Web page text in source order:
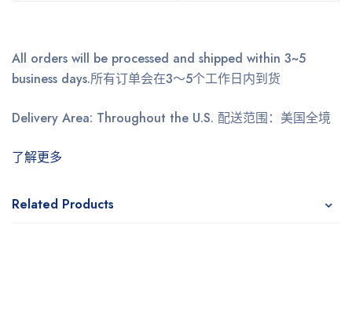
All orders will be processed and shipped within 3~5
business days.所有订单会在3～5个工作日内到货
Delivery Area: Throughout the U.S. 配送范围：美国全境
了解更多
Related Products